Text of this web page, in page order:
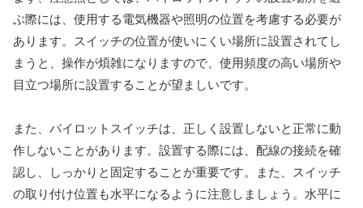
ぶ際には、使用する電気機器や照明の位置を考慮する必要が
あります。スイッチの位置が使いにくい場所に設置されてし
まうと、操作が煩雑になりますので、使用頻度の高い場所や
目立つ場所に設置することが望ましいです。
また、パイロットスイッチは、正しく設置しないと正常に動
作しないことがあります。設置する際には、配線の接続を確
認し、しっかりと固定することが重要です。また、スイッチ
の取り付け位置も水平になるように注意しましょう。水平に